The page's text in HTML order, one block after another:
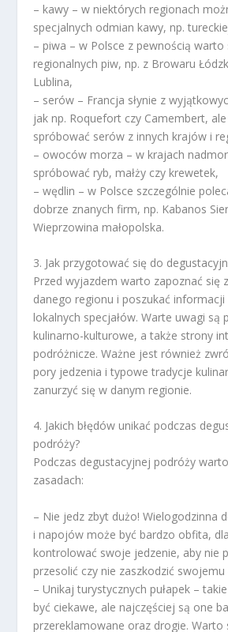
– kawy – w niektórych regionach
specjalnych odmian kawy, np.
– piwa – w Polsce z pewnością
regionalnych piw, np. z Browaru
Lublina,
– serów – Francja słynie z
jak np. Roquefort czy Camembert,
spróbować serów z innych krajów i
– owoców morza – w krajach
spróbować ryb, małży czy krewetek,
– wędlin – w Polsce szczególnie
dobrze znanych firm, np. Kabanos
Wieprzowina małopolska.
3. Jak przygotować się do
Przed wyjazdem warto zapoznać się
danego regionu i poszukać
lokalnych specjałów. Warte uwagi są
kulinarno-kulturowe, a także strony
podróżnicze. Ważne jest również
pory jedzenia i typowe tradycje
zanurzyć się w danym regionie.
4. Jakich błędów unikać podczas
podróży?
Podczas degustacyjnej podróży
zasadach:
– Nie jedz zbyt dużo! Wielogodzinna
i napojów może być bardzo obfita,
kontrolować swoje jedzenie, aby nie
przesolić czy nie zaszkodzić swojemu
– Unikaj turystycznych pułapek –
być ciekawe, ale najczęściej są one
przereklamowane oraz drogie. Warto